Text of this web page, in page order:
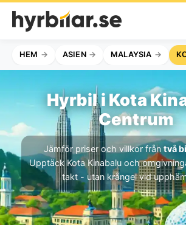
HEM ASIEN MALAYSIA
Hyrbil i Kota
Centrum
Jämför priser och villkor från två
Upptäck Kota Kinabalu och
takt - utan krångel vid